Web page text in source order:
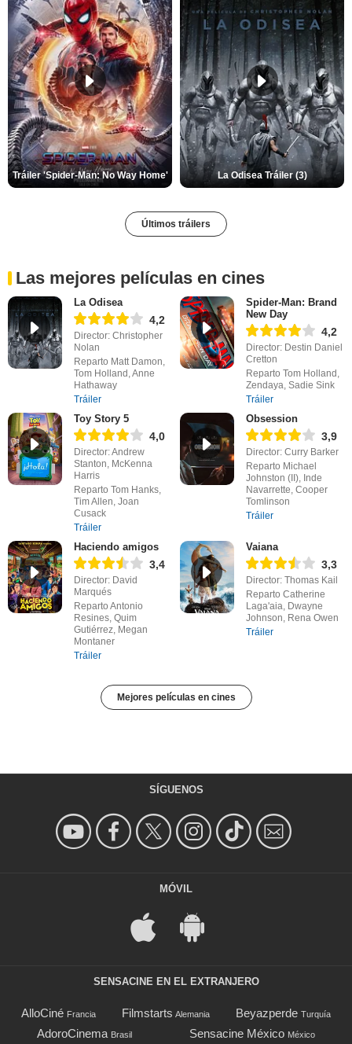
Tráiler 'Spider-Man: No Way Home' La Odisea Tráiler (3)
Últimos tráilers
Las mejores películas en cines
La Odisea
4,2
Director: Christopher
Nolan
Reparto Matt Damon,
Tom Holland, Anne
Hathaway
Tráiler
Spider-Man: Brand
New Day
4,2
Director: Destin Daniel
Cretton
Reparto Tom Holland,
Zendaya, Sadie Sink
Tráiler
Toy Story 5
4,0
Director: Andrew
Stanton, McKenna
Harris
Reparto Tom Hanks,
Tim Allen, Joan
Cusack
Tráiler
Obsession
3,9
Director: Curry Barker
Reparto Michael
Johnston (II), Inde
Navarrette, Cooper
Tomlinson
Tráiler
Haciendo amigos
3,4
Director: David
Marqués
Reparto Antonio
Resines, Quim
Gutiérrez, Megan
Montaner
Tráiler
Vaiana
3,3
Director: Thomas Kail
Reparto Catherine
Laga'aia, Dwayne
Johnson, Rena Owen
Tráiler
Mejores películas en cines
SÍGUENOS
MÓVIL
SENSACINE EN EL EXTRANJERO
AlloCiné Francia Filmstarts Alemania Beyazperde Turquía
AdoroCinema Brasil Sensacine México México